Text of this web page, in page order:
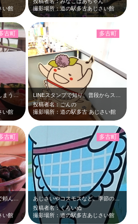
い館
撮影場所：道の駅多古あじさい館
多古町を通るとつい寄ってしまうあじさい館 食事時だとつい食べてしまうおにぎり…
い館
古町
投稿者名：ごんの
撮影場所：道の駅多古 あじさい館
多古町
季節のあんみつということで頼んでみたらまさかのブルーベリーでした！ 薄紫色の…
い館
古町
あじさいやコスモスなど、季節の花が楽しめる道の駅です。 ふっくらたまこさんが…
投稿者名：くろいぬ
撮影場所：道の駅多古あじさい館
多古町